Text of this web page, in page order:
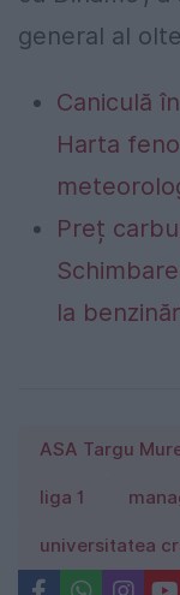
general al
Caniculă
Harta
Preț
la
ASA Targu
liga 1
universitatea